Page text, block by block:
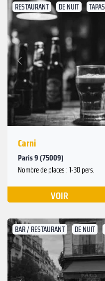
RESTAURANT DE NUIT TAPAS
Précédent
Carni
Paris 9 (75009)
Nombre de places : 1-30 pers.
VOIR
BAR / RESTAURANT DE NUIT